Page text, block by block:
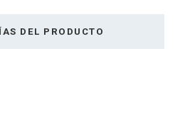
DEL PRODUCTO